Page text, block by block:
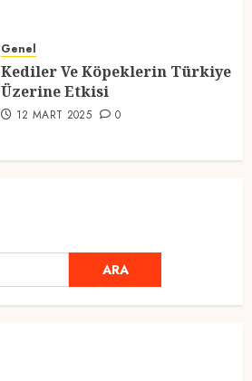
Genel
Kediler Ve Köpeklerin Türkiye
Üzerine Etkisi
12 MART 2025 0
ARA